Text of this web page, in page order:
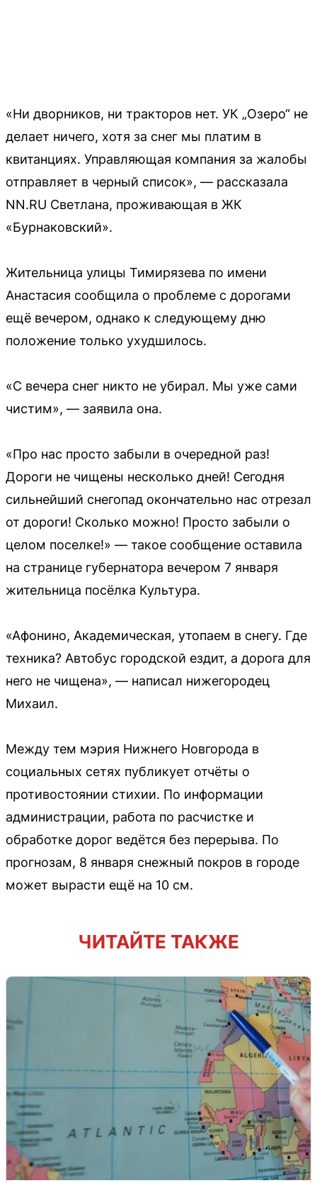
«Ни дворников, ни тракторов нет. УК „Озеро“ не
делает ничего, хотя за снег мы платим в
квитанциях. Управляющая компания за жалобы
отправляет в черный список», — рассказала
NN.RU Светлана, проживающая в ЖК
«Бурнаковский».
Жительница улицы Тимирязева по имени
Анастасия сообщила о проблеме с дорогами
ещё вечером, однако к следующему дню
положение только ухудшилось.
«С вечера снег никто не убирал. Мы уже сами
чистим», — заявила она.
«Про нас просто забыли в очередной раз!
Дороги не чищены несколько дней! Сегодня
сильнейший снегопад окончательно нас отрезал
от дороги! Сколько можно! Просто забыли о
целом поселке!» — такое сообщение оставила
на странице губернатора вечером 7 января
жительница посёлка Культура.
«Афонино, Академическая, утопаем в снегу. Где
техника? Автобус городской ездит, а дорога для
него не чищена», — написал нижегородец
Михаил.
Между тем мэрия Нижнего Новгорода в
социальных сетях публикует отчёты о
противостоянии стихии. По информации
администрации, работа по расчистке и
обработке дорог ведётся без перерыва. По
прогнозам, 8 января снежный покров в городе
может вырасти ещё на 10 см.
ЧИТАЙТЕ ТАКЖЕ